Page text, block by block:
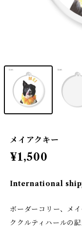
メイアクキー
¥1,500
International
ボーダーコリー、メ
ククルティハールの